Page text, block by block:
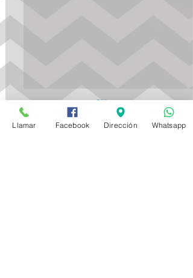
Llamar Facebook Dirección Whatsapp